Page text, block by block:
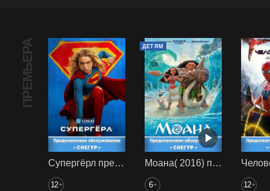
ПРЕМЬЕРА
Супергёрл предс. обсл. Снегур
12+
ДЕТЯМ
Моана( 2016) предс. обсл. Снегур
6+ 12+